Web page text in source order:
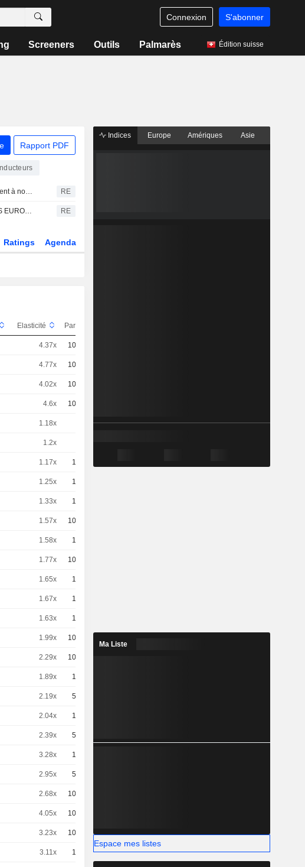
Connexion S'abonner
Screeners Outils Palmarès Édition suisse
Rapport PDF
Les semi-conducteurs s'envolent à nouveau face à l'explosion des investissements dans l'IA RE
PETIT DÉJEUNER MARCHÉS EUROPE - Les semi-conducteurs s'envolent à nouveau, les investissements dans l'IA atteignent des sommets RE
Ratings Agenda
Elasticité Parité
4.37x 100
4.77x 100
4.02x 100
4.6x 100
1.18x -EUR
1.2x
1.17x 10
1.25x 10
1.33x 10
1.57x 100
1.58x 10
1.77x 100
1.65x 10
1.67x 10
1.63x 10
1.99x 100
2.29x 100
1.89x 10
2.19x 50
2.04x 10
2.39x 50
3.28x 10
2.95x 50
2.68x 100
4.05x 100
3.23x 100 -EUR
3.11x 10 -EUR
Indices Europe Amériques Asie
Ma Liste
Espace mes listes